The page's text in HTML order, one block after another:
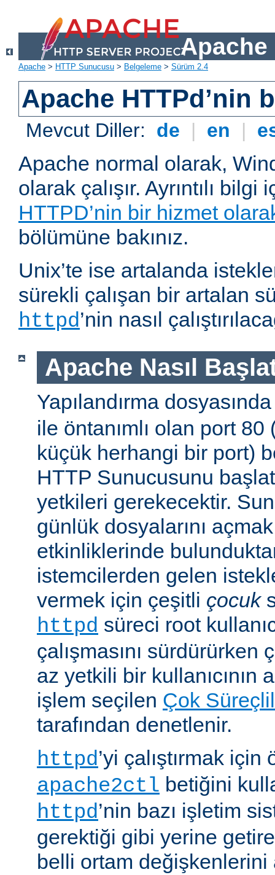
Apache
Apache > HTTP Sunucusu > Belgeleme > Sürüm 2.4
Apache HTTPd’nin
Mevcut Diller: de | en |
Apache normal olarak,
olarak çalışır. Ayrıntılı bilgi
HTTPD’nin bir hizmet olarak
bölümüne bakınız.
Unix’te ise artalanda
sürekli çalışan bir artalan
httpd’nin nasıl
Apache Nasıl
Yapılandırma
ile öntanımlı olan port 80
küçük herhangi bir port)
HTTP Sunucusunu
yetkileri gerekecektir.
günlük dosyalarını
etkinliklerinde
istemcilerden gelen
vermek için çeşitli çocuk
httpd süreci root
çalışmasını
az yetkili bir kullanıcının
işlem seçilen Çok
tarafından denetlenir.
httpd’yi çalıştırmak
apache2ctl betiğini
httpd’nin bazı işletim
gerektiği gibi yerine
belli ortam